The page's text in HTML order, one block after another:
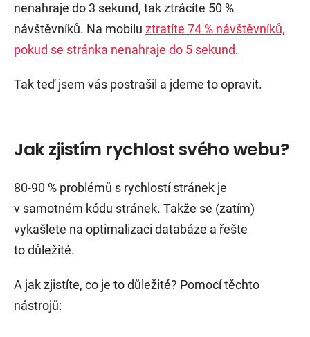
nenahraje do 3 sekund, tak ztrácíte 50 %
návštěvníků. Na mobilu ztratíte 74 % návštěvníků,
pokud se stránka nenahraje do 5 sekund.
Tak teď jsem vás postrašil a jdeme to opravit.
Jak zjistím rychlost svého webu?
80-90 % problémů s rychlostí stránek je
v samotném kódu stránek. Takže se (zatím)
vykašlete na optimalizaci databáze a řešte
to důležité.
A jak zjistíte, co je to důležité? Pomocí těchto
nástrojů: